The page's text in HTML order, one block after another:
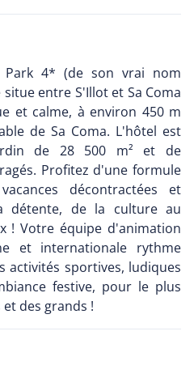
Park 4* (de son vrai nom
situe entre S'Illot et Sa Coma
et calme, à environ 450 m
de Sa Coma. L'hôtel est
de 28 500 m² et de
Profitez d'une formule
décontractées et
détente, de la culture au
! Votre équipe d'animation
et internationale rythme
activités sportives, ludiques
festive, pour le plus
des grands !